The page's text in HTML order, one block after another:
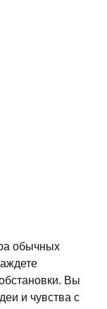
обычных
Вы
и чувства с